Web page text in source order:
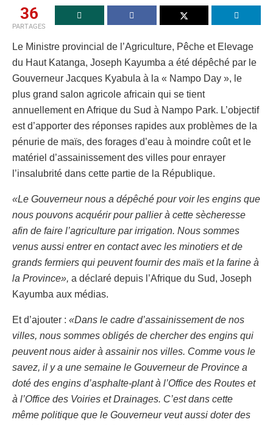
36
PARTAGES
Le Ministre provincial de l’Agriculture, Pêche et Elevage
du Haut Katanga, Joseph Kayumba a été dépêché par le
Gouverneur Jacques Kyabula à la « Nampo Day », le
plus grand salon agricole africain qui se tient
annuellement en Afrique du Sud à Nampo Park. L’objectif
est d’apporter des réponses rapides aux problèmes de la
pénurie de maïs, des forages d’eau à moindre coût et le
matériel d’assainissement des villes pour enrayer
l’insalubrité dans cette partie de la République.
«Le Gouverneur nous a dépêché pour voir les engins que
nous pouvons acquérir pour pallier à cette sècheresse
afin de faire l’agriculture par irrigation. Nous sommes
venus aussi entrer en contact avec les minotiers et de
grands fermiers qui peuvent fournir des maïs et la farine à
la Province», a déclaré depuis l’Afrique du Sud, Joseph
Kayumba aux médias.
Et d’ajouter : «Dans le cadre d’assainissement de nos
villes, nous sommes obligés de chercher des engins qui
peuvent nous aider à assainir nos villes. Comme vous le
savez, il y a une semaine le Gouverneur de Province a
doté des engins d’asphalte-plant à l’Office des Routes et
à l’Office des Voiries et Drainages. C’est dans cette
même politique que le Gouverneur veut aussi doter des